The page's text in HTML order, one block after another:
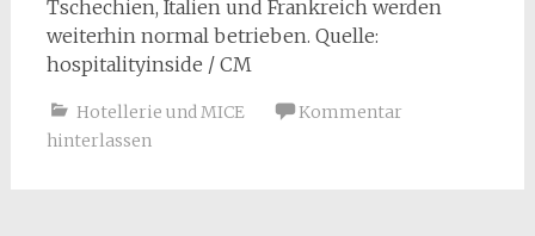
Tschechien, Italien und Frankreich werden
weiterhin normal betrieben. Quelle:
hospitalityinside / CM
Hotellerie und MICE
Kommentar
hinterlassen